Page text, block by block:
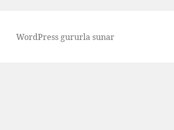
WordPress gururla sunar